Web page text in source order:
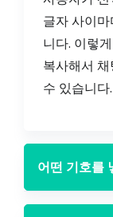
글자 사이
니다. 이렇
복사해서
수 있습니다.
어떤 기호를